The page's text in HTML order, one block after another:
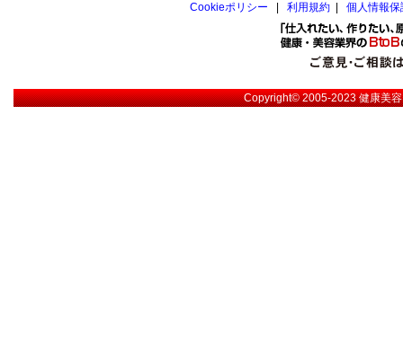
Cookieポリシー
利用規約 個人情報
Copyright© 2005-2023健康美